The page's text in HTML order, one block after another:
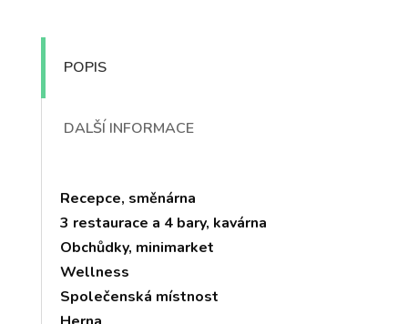
POPIS
DALŠÍ INFORMACE
Recepce, směnárna
3 restaurace a 4 bary, kavárna
Obchůdky, minimarket
Wellness
Společenská místnost